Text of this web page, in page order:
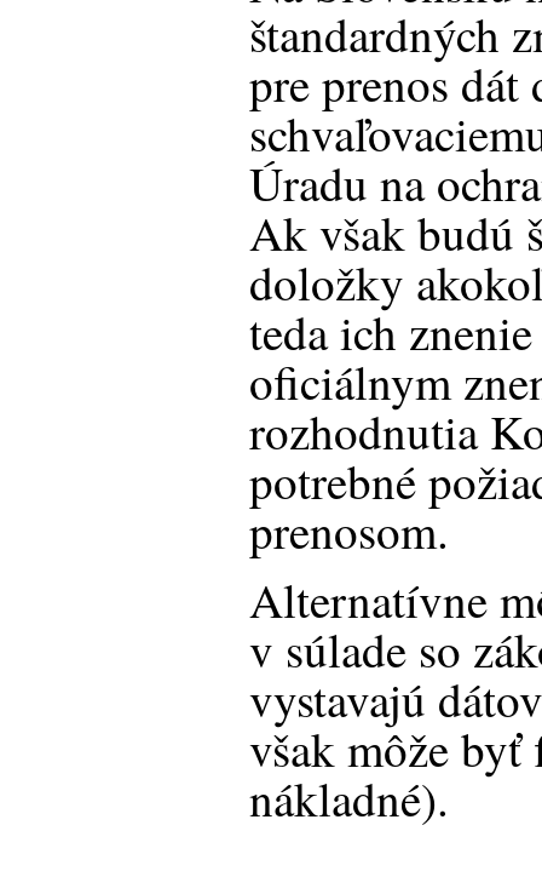
štandardných
pre prenos
Úradu na
Ak však budú
doložky
teda ich
oficiálnym
rozhodnutia
potrebné
prenosom.
Alternatívne
v súlade so
vystavajú
však môže byť
nákladné).